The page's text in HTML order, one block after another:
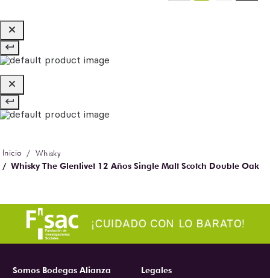
Whisky
Whisky The Glenlivet 12 Años Single Malt Scotch Double Oak
Somos Bodegas Alianza
Legales